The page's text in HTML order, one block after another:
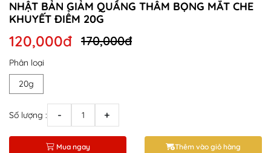
NHẬT BẢN GIẢM QUẦNG THÂM BỌNG MẮT CHE
KHUYẾT ĐIỂM 20G
120,000đ 170,000đ
Phân loại
20g
Số lượng : - +
Mua ngay Thêm vào giỏ hàng